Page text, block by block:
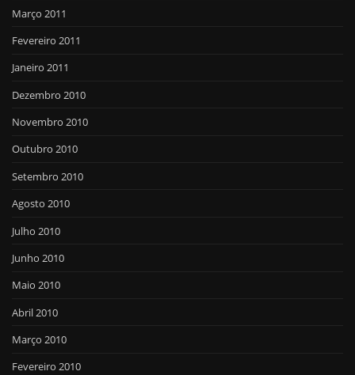
Março 2011
Fevereiro 2011
Janeiro 2011
Dezembro 2010
Novembro 2010
Outubro 2010
Setembro 2010
Agosto 2010
Julho 2010
Junho 2010
Maio 2010
Abril 2010
Março 2010
Fevereiro 2010